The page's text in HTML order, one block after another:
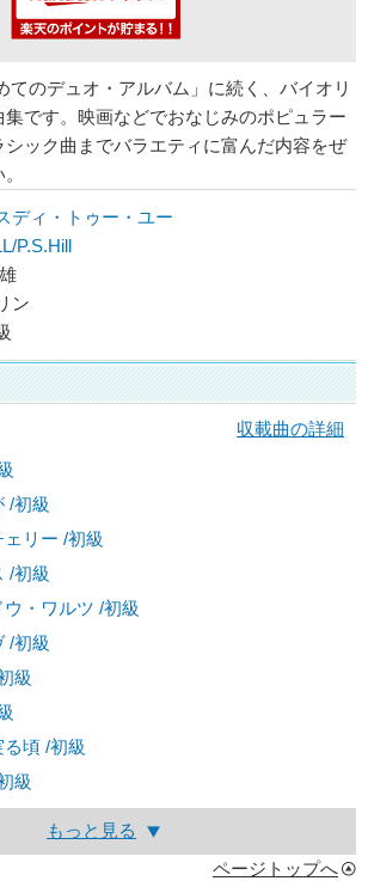
てのデュオ・アルバム」に続く、バイオリ
集です。映画などでおなじみのポピュラー
ック曲までバラエティに富んだ内容をぜ
ディ・トゥー・ユー
P.S.Hill
ン
収載曲の詳細
/初級
リー /初級
/初級
ウ・ワルツ /初級
/初級
級
頃 /初級
級
もっと見る
ページトップへ